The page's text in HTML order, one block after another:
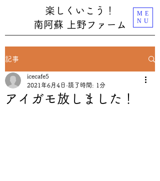
楽しくいこう！
南阿蘇 上野ファーム
ME
NU
記事
アイガモ放しました！
icecafe5
2021年6月4日 読了時間: 1分